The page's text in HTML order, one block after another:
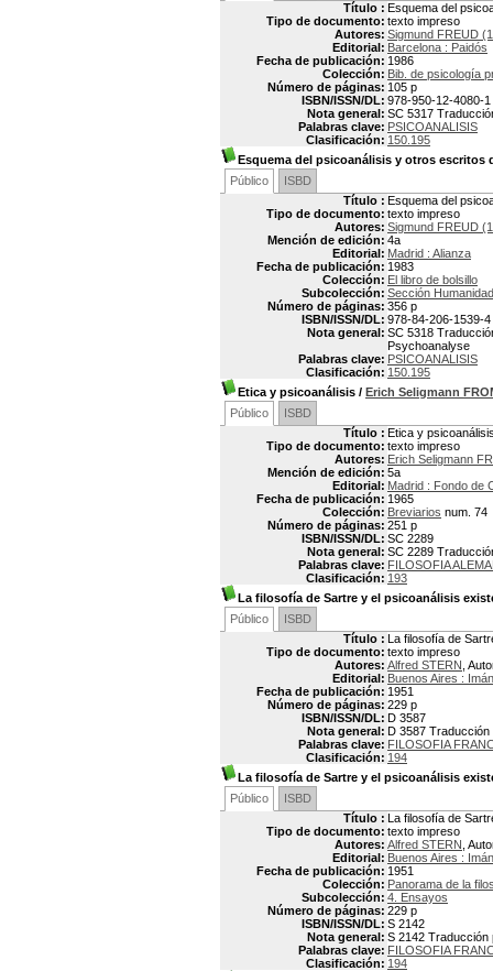
Título : Esquema del
Tipo de documento: texto impreso
Autores: Sigmund FREUD
Editorial: Barcelona : Paidós
Fecha de publicación: 1986
Colección: Bib. de psicología
Número de páginas: 105 p
ISBN/ISSN/DL: 978-950-12-4080-1
Nota general: SC 5317
Palabras clave: PSICOANALISIS
Clasificación: 150.195
Esquema del psicoanálisis y otros escritos
Público
ISBD
Título : Esquema del
Tipo de documento: texto impreso
Autores: Sigmund FREUD
Mención de edición: 4a
Editorial: Madrid : Alianza
Fecha de publicación: 1983
Colección: El libro de bolsillo
Subcolección: Sección
Número de páginas: 356 p
ISBN/ISSN/DL: 978-84-206-1539-4
Nota general: SC 5318
Psychoanalyse
Palabras clave: PSICOANALISIS
Clasificación: 150.195
Etica y psicoanálisis / Erich Seligmann
Público
ISBD
Título : Etica y
Tipo de documento: texto impreso
Autores: Erich Seligmann
Mención de edición: 5a
Editorial: Madrid : Fondo de
Fecha de publicación: 1965
Colección: Breviarios num. 74
Número de páginas: 251 p
ISBN/ISSN/DL: SC 2289
Nota general: SC 2289
Palabras clave: FILOSOFIA
Clasificación: 193
La filosofía de Sartre y el psicoanálisis
Público
ISBD
Título : La filosofía de
Tipo de documento: texto impreso
Autores: Alfred STERN ,
Editorial: Buenos Aires : Imán
Fecha de publicación: 1951
Número de páginas: 229 p
ISBN/ISSN/DL: D 3587
Nota general: D 3587
Palabras clave: FILOSOFIA
Clasificación: 194
La filosofía de Sartre y el psicoanálisis
Público
ISBD
Título : La filosofía de
Tipo de documento: texto impreso
Autores: Alfred STERN ,
Editorial: Buenos Aires : Imán
Fecha de publicación: 1951
Colección: Panorama de la
Subcolección: 4. Ensayos
Número de páginas: 229 p
ISBN/ISSN/DL: S 2142
Nota general: S 2142 Traducción
Palabras clave: FILOSOFIA
Clasificación: 194